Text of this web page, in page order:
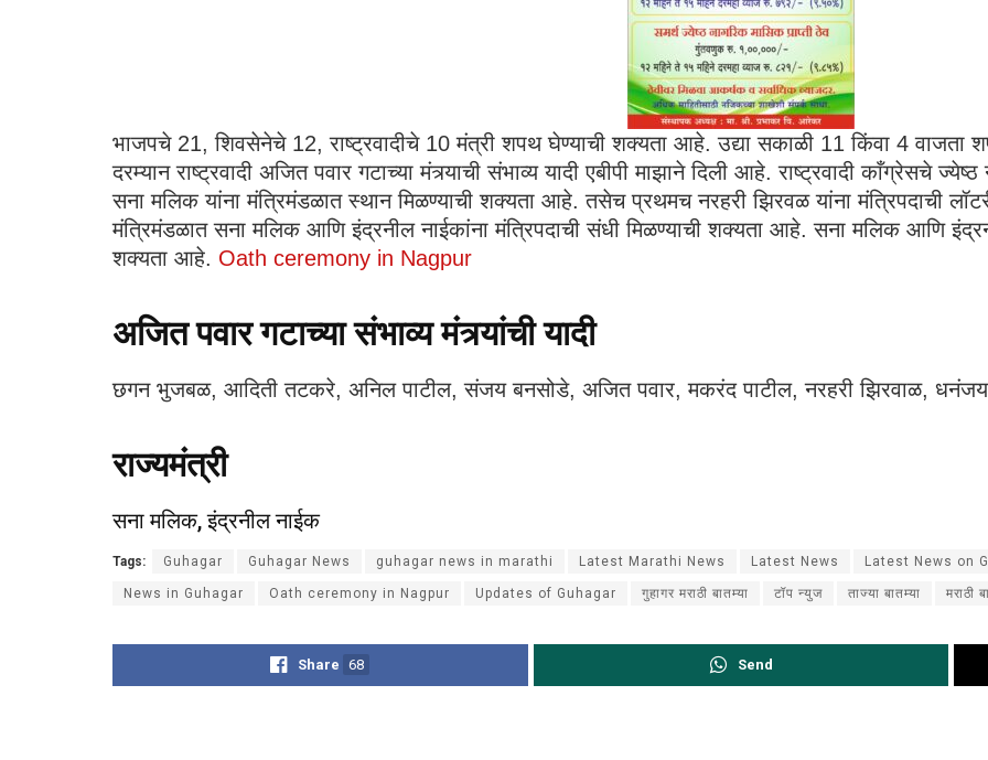
भाजपचे 21, शिवसेनेचे 12, राष्ट्रवादीचे 10 मंत्री शपथ घेण्याची शक्यता आहे. उद्या सकाळी 11 किंवा 4 वाजता
दरम्यान राष्ट्रवादी अजित पवार गटाच्या मंत्र्याची संभाव्य यादी एबीपी माझाने दिली आहे. राष्ट्रवादी काँग्रेसचे
सना मलिक यांना मंत्रिमंडळात स्थान मिळण्याची शक्यता आहे. तसेच प्रथमच नरहरी झिरवळ यांना मंत्रिपदाची
मंत्रिमंडळात सना मलिक आणि इंद्रनील नाईकांना मंत्रिपदाची संधी मिळण्याची शक्यता आहे. सना मलिक आणि
शक्यता आहे. Oath ceremony in Nagpur
अजित पवार गटाच्या संभाव्य मंत्र्यांची यादी
छगन भुजबळ, आदिती तटकरे, अनिल पाटील, संजय बनसोडे, अजित पवार, मकरंद पाटील, नरहरी झिरवाळ,
राज्यमंत्री
सना मलिक, इंद्रनील नाईक
Tags: Guhagar Guhagar News guhagar news in marathi Latest Marathi News Latest News Latest News on
News in Guhagar Oath ceremony in Nagpur Updates of Guhagar गुहागर मराठी बातम्या टॉप न्युज ताज्या बातम्या मराठी
Share 68 Send